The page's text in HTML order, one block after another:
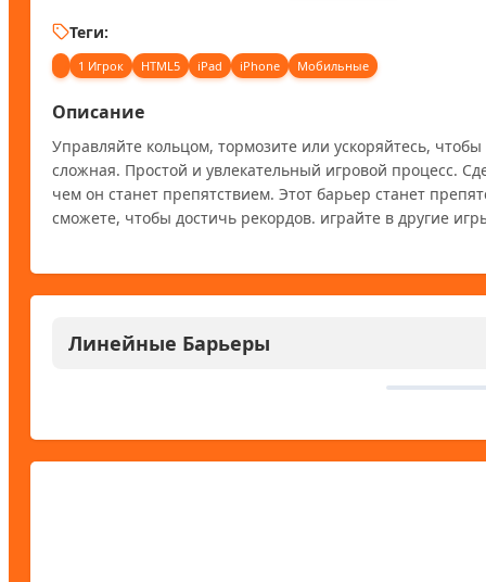
Теги:
1 Игрок HTML5 iPad iPhone Мобильные
Описание
Управляйте кольцом, тормозите или ускоряйтесь,
сложная. Простой и увлекательный игровой процесс.
чем он станет препятствием. Этот барьер станет
сможете, чтобы достичь рекордов. играйте в другие
Линейные Барьеры